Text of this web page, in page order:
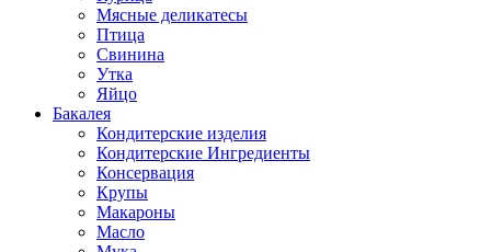
Мясные деликатесы
Птица
Свинина
Утка
Яйцо
Бакалея
Кондитерские изделия
Кондитерские Ингредиенты
Консервация
Крупы
Макароны
Масло